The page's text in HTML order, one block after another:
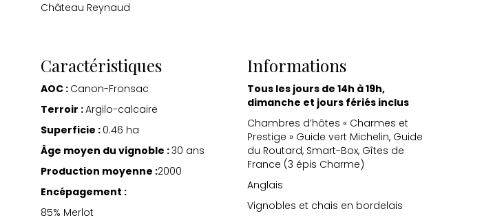
Château Reynaud
Caractéristiques
AOC : Canon-Fronsac
Terroir :Argilo-calcaire
Superficie : 0.46 ha
Âge moyen du vignoble :30 ans
Production moyenne :2000
Encépagement :
85% Merlot
Informations
Tous les jours de 14h à 19h,
dimanche et jours fériés inclus
Chambres d’hôtes « Charmes et
Prestige » Guide vert Michelin, Guide
du Routard, Smart-Box, Gîtes de
France (3 épis Charme)
Anglais
Vignobles et chais en bordelais